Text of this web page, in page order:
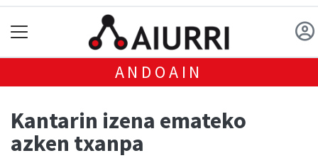
ANDOAIN
Kantarin izena emateko
azken txanpa